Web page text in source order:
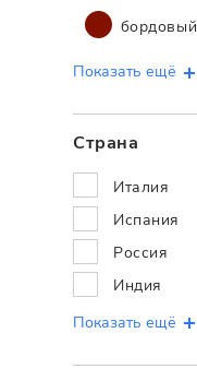
бордовый
Показать ещё
Страна
Италия
Испания
Россия
Индия
Показать ещё